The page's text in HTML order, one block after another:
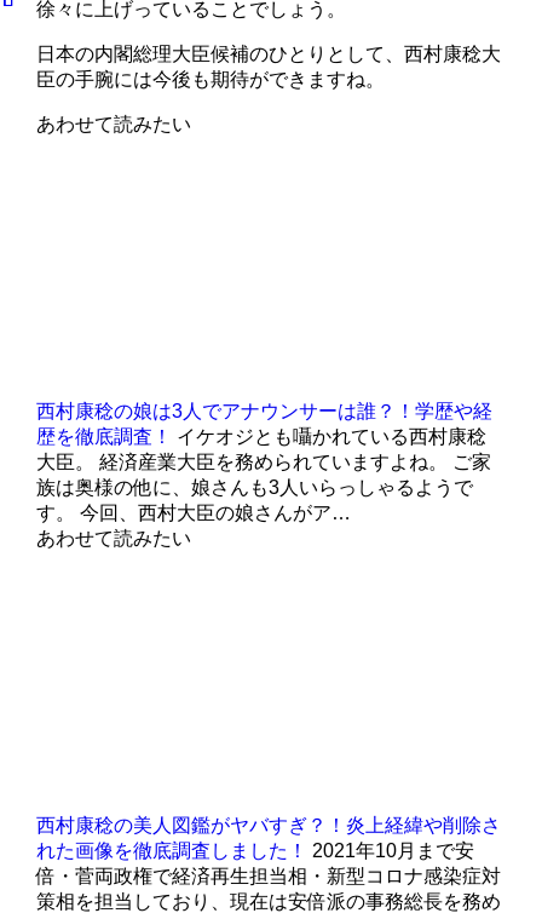
徐々に上げっていることでしょう。
日本の内閣総理大臣候補のひとりとして、西村康稔大
臣の手腕には今後も期待ができますね。
あわせて読みたい
西村康稔の娘は3人でアナウンサーは誰？！学歴や経
歴を徹底調査！
イケオジとも囁かれている西村康稔
大臣。 経済産業大臣を務められていますよね。 ご家
族は奥様の他に、娘さんも3人いらっしゃるようで
す。 今回、西村大臣の娘さんがア…
あわせて読みたい
西村康稔の美人図鑑がヤバすぎ？！炎上経緯や削除さ
れた画像を徹底調査しました！
2021年10月まで安
倍・菅両政権で経済再生担当相・新型コロナ感染症対
策相を担当しており、現在は安倍派の事務総長を務め